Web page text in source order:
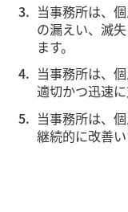
当事務所は、
の漏えい、滅
ます。
当事務所は、
適切かつ迅速に
当事務所は、
継続的に改善い